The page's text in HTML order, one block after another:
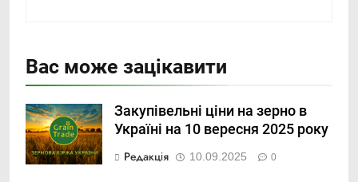
Вас може зацікавити
Закупівельні ціни на зерно в
Україні на 10 вересня 2025 року
Редакція 10.09.2025 0